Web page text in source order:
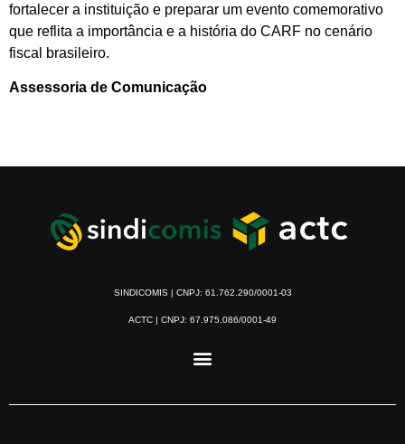
fortalecer a instituição e preparar um evento comemorativo
que reflita a importância e a história do CARF no cenário
fiscal brasileiro.
Assessoria de Comunicação
SINDICOMIS | CNPJ: 61.762.290/0001-03
ACTC | CNPJ: 67.975.086/0001-49